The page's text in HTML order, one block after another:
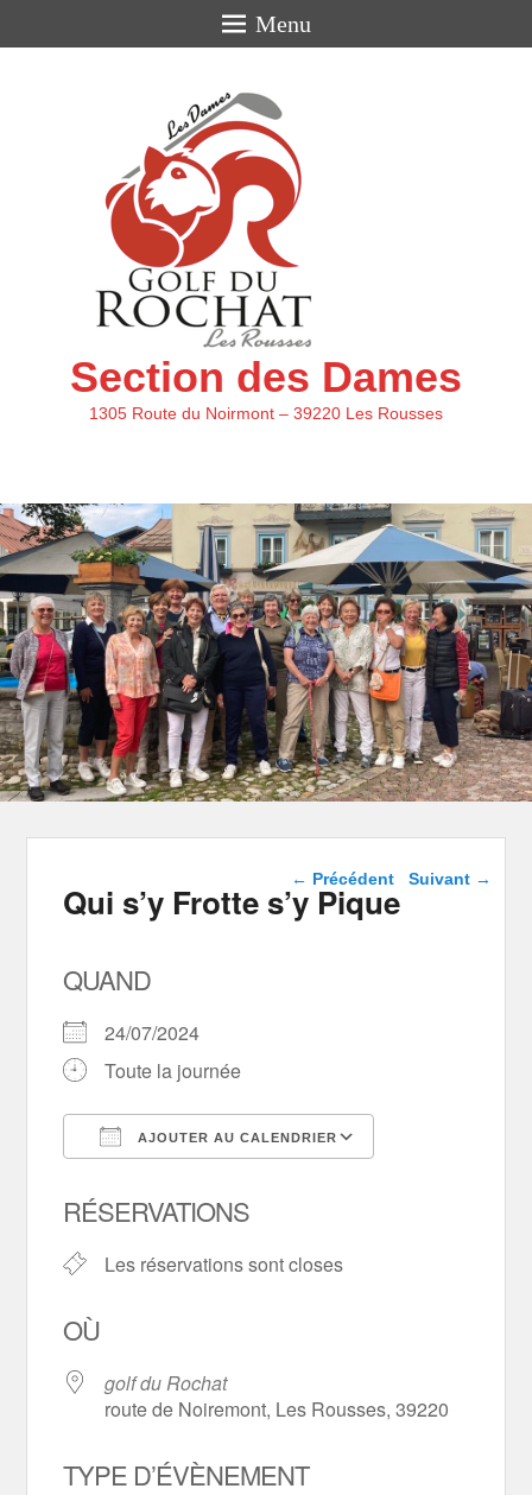
Menu
Section des Dames
1305 Route du Noirmont – 39220 Les Rousses
Navigation dans les
← Précédent Suivant →
Qui s’y Frotte s’y Pique
QUAND
24/07/2024
Toute la journée
AJOUTER AU CALENDRIER
RÉSERVATIONS
Les réservations sont closes
OÙ
golf du Rochat
route de Noiremont, Les Rousses, 39220
TYPE D’ÉVÈNEMENT